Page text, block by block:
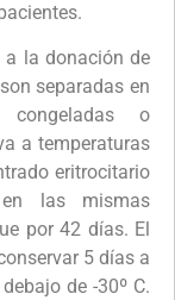
a la donación de
separadas en
congeladas o
a temperaturas
eritrocitario
las mismas
por 42 días. El
5 días a
de -30º C.